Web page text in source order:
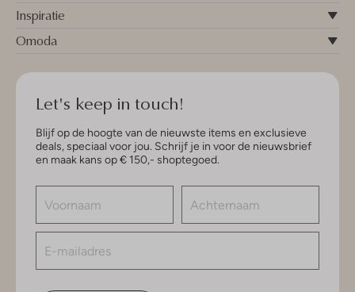
Inspiratie
Omoda
Let's keep in touch!
Blijf op de hoogte van de nieuwste items en exclusieve
deals, speciaal voor jou. Schrijf je in voor de nieuwsbrief
en maak kans op € 150,- shoptegoed.